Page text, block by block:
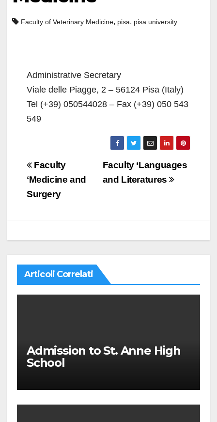
Faculty of Veterinary Medicine, pisa, pisa university
Administrative Secretary
Viale delle Piagge, 2 – 56124 Pisa (Italy)
Tel (+39) 050544028 – Fax (+39) 050 543
549
Navigazione
articoli
Faculty ‘Languages ​​
and Literatures
Faculty
‘Medicine and
Surgery
Articoli Correlati
Admission to St. Anne High
School